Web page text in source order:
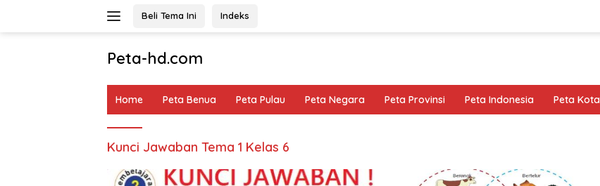
Beli Tema Ini Indeks
Peta-hd.com
Gambar
HD
Home Peta Benua Peta Pulau Peta Negara Peta Provinsi Peta Indonesia Peta Kota
Kunci Jawaban Tema 1 Kelas 6